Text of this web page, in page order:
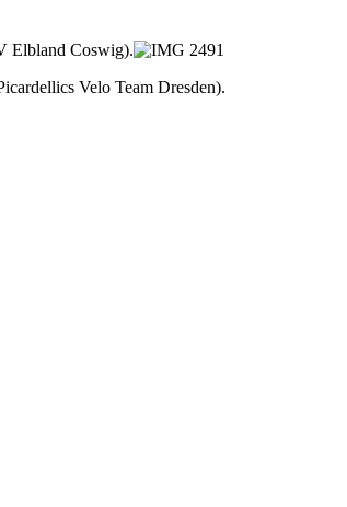
Elbland Coswig).
Velo Team Dresden).